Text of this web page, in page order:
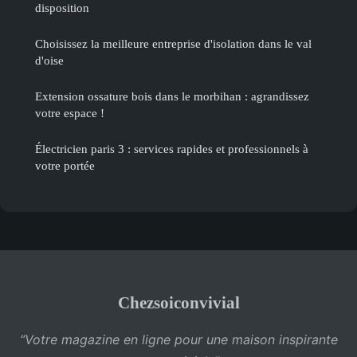
disposition
Choisissez la meilleure entreprise d'isolation dans le val
d'oise
Extension ossature bois dans le morbihan : agrandissez
votre espace !
Électricien paris 3 : services rapides et professionnels à
votre portée
Chezsoiconvivial
“Votre magazine en ligne pour une maison inspirante